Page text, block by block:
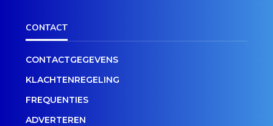
CONTACT
CONTACTGEGEVENS
KLACHTENREGELING
FREQUENTIES
ADVERTEREN